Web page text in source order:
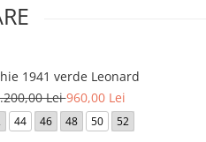
1941 verde Leonard
Lei960,00 Lei
44 46 48 50 52